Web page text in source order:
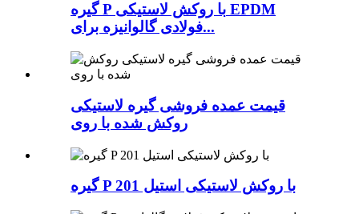
گیره P با روکش لاستیکی EPDM
فولادی گالوانیزه برای...
قیمت عمده فروشی گیره لاستیکی
روکش شده با روی
گیره P با روکش لاستیکی استیل 201